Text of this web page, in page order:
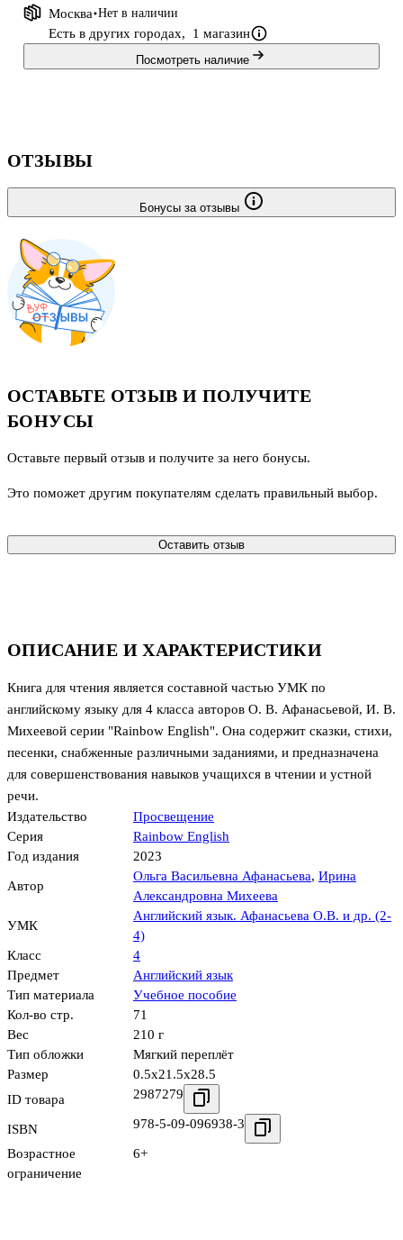
Москва Нет в наличии
Есть в других городах, 1 магазин
Посмотреть наличие
ОПИСАНИЕ И ХАРАКТЕРИСТИКИ
Книга для чтения является составной частью УМК по
английскому языку для 4 класса авторов О. В. Афанасьевой, И. В.
Михеевой серии "Rainbow English". Она содержит сказки, стихи,
песенки, снабженные различными заданиями, и предназначена
для совершенствования навыков учащихся в чтении и устной
речи.
Издательство
Просвещение
Серия
Rainbow English
Год издания
2023
Автор
Ольга Васильевна Афанасьева, Ирина
Александровна Михеева
УМК
Английский язык. Афанасьева О.В. и др. (2-
4)
Класс
4
Предмет
Английский язык
Тип материала
Учебное пособие
Кол-во стр.
71
Вес
210 г
Тип обложки
Мягкий переплёт
Размер
0.5x21.5x28.5
ID товара
2987279
ISBN 978-5-09-096938-3
Возрастное
ограничение
6+
ОТЗЫВЫ
Бонусы за отзывы
ОСТАВЬТЕ ОТЗЫВ И ПОЛУЧИТЕ
БОНУСЫ
Оставьте первый отзыв и получите за него бонусы.
Это поможет другим покупателям сделать правильный выбор.
Оставить отзыв